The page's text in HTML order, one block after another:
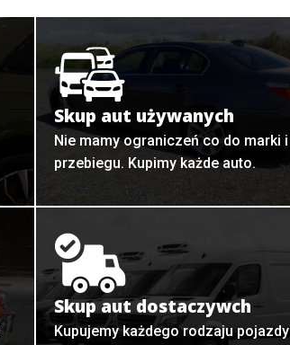
Skup aut używanych
Nie mamy ograniczeń co do marki i
przebiegu. Kupimy każde auto.
Skup aut dostaczywch
Kupujemy każdego rodzaju pojazdy